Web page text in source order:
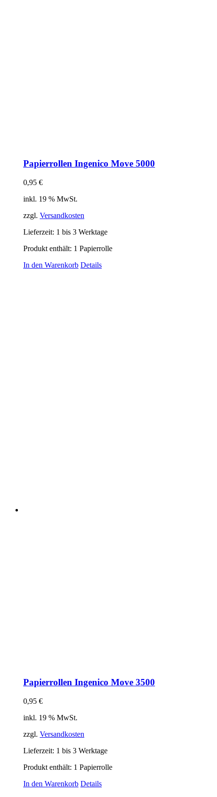
Papierrollen Ingenico Move 5000
0,95 €
inkl. 19 % MwSt.
zzgl. Versandkosten
Lieferzeit: 1 bis 3 Werktage
Produkt enthält: 1 Papierrolle
In den Warenkorb Details
Papierrollen Ingenico Move 3500
0,95 €
inkl. 19 % MwSt.
zzgl. Versandkosten
Lieferzeit: 1 bis 3 Werktage
Produkt enthält: 1 Papierrolle
In den Warenkorb Details